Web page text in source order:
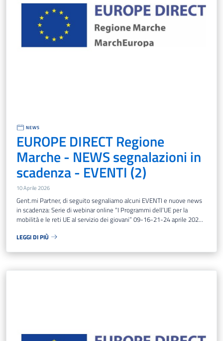
NEWS
EUROPE DIRECT Regione
Marche - NEWS segnalazioni in
scadenza - EVENTI (2)
10 Aprile 2026
Gent.mi Partner, di seguito segnaliamo alcuni EVENTI e nuove news
in scadenza: Serie di webinar online “I Programmi dell’UE per la
mobilità e le reti UE al servizio dei giovani” 09-16-21-24 aprile 202...
LEGGI DI PIÙ